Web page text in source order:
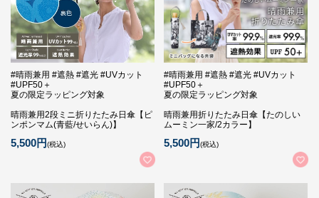
#晴雨兼用 #遮熱 #遮光 #UVカット
#UPF50＋
夏の限定ラッピング対象
晴雨兼用2段ミニ折りたたみ日傘【ピ
ンポンマム(青藍/せいらん)】
5,500円(税込)
#晴雨兼用 #遮熱 #遮光 #UVカット
#UPF50＋
夏の限定ラッピング対象
晴雨兼用折りたたみ日傘【たのしい
ムーミン一家/2カラー】
5,500円(税込)